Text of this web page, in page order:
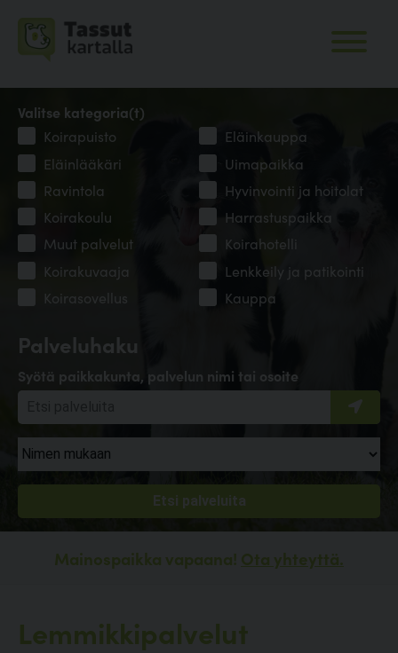
Palveluhaku
Syötä paikkakunta, palvelun nimi tai osoite
Valitse kategoria(t)
Koirapuisto
Eläinkauppa
Eläinlääkäri
Uimapaikka
Ravintola
Hyvinvointi ja hoitolat
Koirakoulu
Harrastuspaikka
Muut palvelut
Koirahotelli
Koirakuvaaja
Lenkkeily ja patikointi
Koirasovellus
Kauppa
Mainospaikka vapaana! Ota yhteyttä.
Lemmikkipalvelut